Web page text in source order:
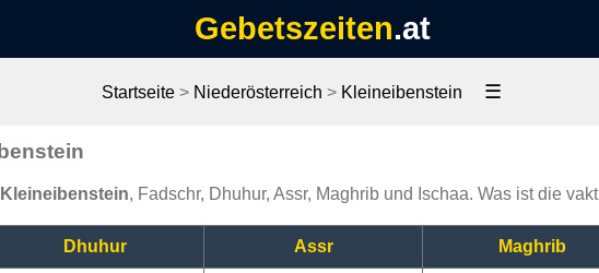
Gebetszeiten.at
Startseite > Niederösterreich > Kleineibenstein ☰
, Fadschr, Dhuhur, Assr, Maghrib und Ischaa. Was ist die
Dhuhur Assr Maghrib